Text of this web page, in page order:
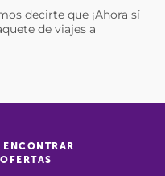
decirte que ¡Ahora sí
de viajes a